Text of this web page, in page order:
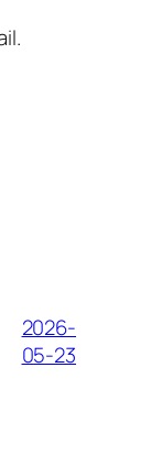
2026-
05-23